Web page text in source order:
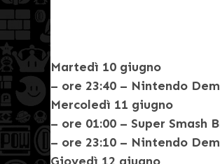
Martedì 10 giugno
– ore 23:40 – Nintendo
Mercoledì 11 giugno
– ore 01:00 – Super
– ore 23:10 – Nintendo
Giovedì 12 giugno